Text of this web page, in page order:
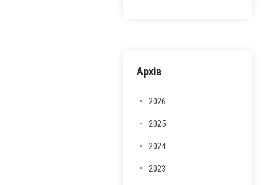
Архів
2026
2025
2024
2023